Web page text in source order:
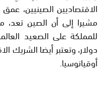
الاقتصاديين الصينيين، عمق
مشيرا إلى أن الصين
دولار، وتعتبر أيضا الشريك
أوقيانوسيا.